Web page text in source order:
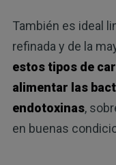
También es ideal
refinada y de la
estos tipos de
alimentar las
endotoxinas,
en buenas